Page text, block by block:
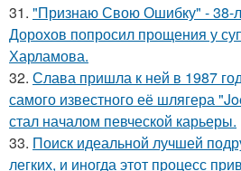
31. "Признаю Свою Ошибку" - 38-
Дорохов попросил прощения у
Харламова.
32. Слава пришла к ней в 1987
самого известного её шлягера
стал началом певческой карьеры.
33. Поиск идеальной лучшей
легких, и иногда этот процесс